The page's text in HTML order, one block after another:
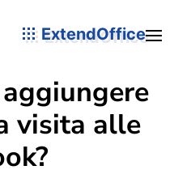
ExtendOffice
visita alle